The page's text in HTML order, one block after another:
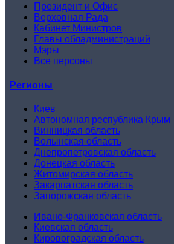
Президент и Офис
Верховная Рада
Кабинет Министров
Главы обладминистраций
Мэры
Все персоны
Регионы
Киев
Автономная республика Крым
Винницкая область
Волынская область
Днепропетровская область
Донецкая область
Житомирская область
Закарпатская область
Запорожская область
Ивано-Франковская область
Киевская область
Кировоградская область